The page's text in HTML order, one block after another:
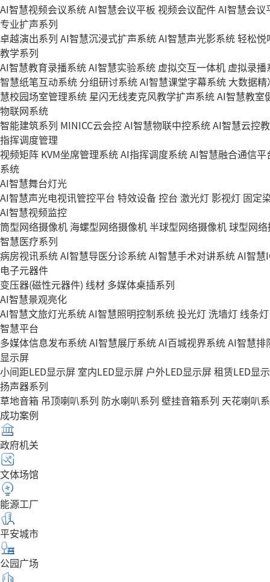
AI智慧视频会议系统AI智慧会议平板 视频会议配件AI智慧会
专业扩声系列
卓越演出系列 AI智慧沉浸式扩声系统AI智慧声光影系统轻松悦
教学系列
AI智慧教育录播系统AI智慧实验系统 虚拟交互一体机 虚拟录播
智慧纸笔互动系统 分组研讨系统AI智慧课堂字幕系统 大数据
慧校园场室管理系统 星闪无线麦克风教学扩声系统AI智慧教室
物联网系统
智能建筑系列 MINICC云会控AI智慧物联中控系统AI智慧云控
指挥调度管理
视频矩阵 KVM坐席管理系统AI指挥调度系统AI智慧融合通信平
系统
AI智慧舞台灯光
AI智慧声光电视讯管控平台 特效设备控台 激光灯 影视灯 固定
AI智慧视频监控
筒型网络摄像机 海螺型网络摄像机半球型网络摄像机球型网
智慧医疗系列
病房视讯系统AI智慧导医分诊系统AI智慧手术对讲系统AI智慧
电子元器件
变压器(磁性元器件) 线材 多媒体桌插系列
AI智慧景观亮化
AI智慧文旅灯光系统AI智慧照明控制系统投光灯洗墙灯线条灯
智慧平台
多媒体信息发布系统AI智慧展厅系统AI百城视界系统AI智慧排
显示屏
小间距LED显示屏 室内LED显示屏 户外LED显示屏租赁LED显
扬声器系列
草地音箱 吊顶喇叭系列 防水喇叭系列 壁挂音箱系列 天花喇叭
成功案例
政府机关
文体场馆
能源工厂
平安城市
公园广场